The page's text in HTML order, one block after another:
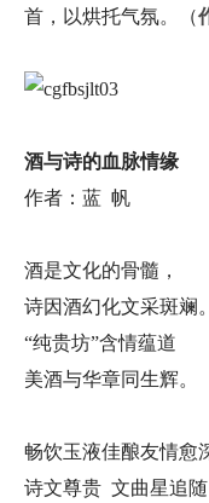
首，以烘托气氛。
（
酒与诗的血脉情缘
作者：蓝 帆
酒是文化的骨髓，
诗因酒幻化文采斑斓。
“纯贵坊”含情蕴道
美酒与华章同生辉。
畅饮玉液佳酿友情愈
诗文尊贵 文曲星追随